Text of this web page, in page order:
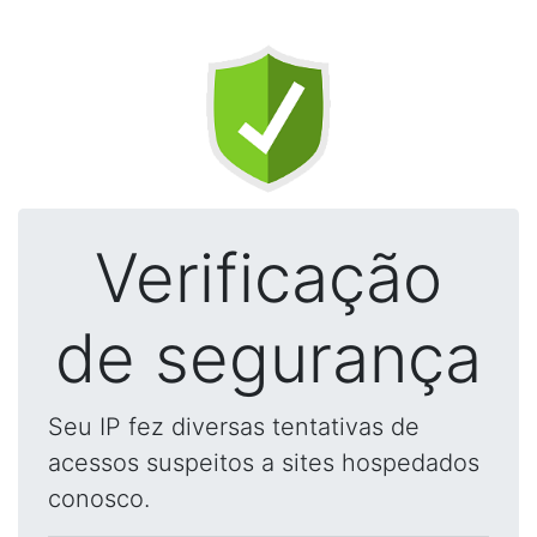
Verificação
de segurança
Seu IP fez diversas tentativas de
acessos suspeitos a sites hospedados
conosco.